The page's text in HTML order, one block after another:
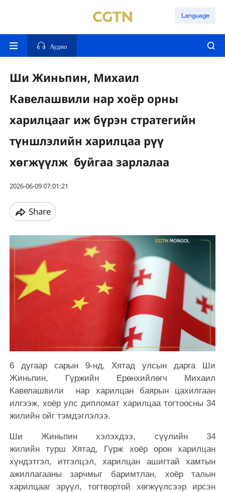
Language
Аудио
Ши Жиньпин, Михаил
Кавелашвили нар хоёр орны
харилцааг иж бүрэн стратегийн
түншлэлийн харилцаа рүү
хөгжүүлж буйгаа зарлалаа
2026-06-09 07:01:21
Share
6 дугаар сарын 9-нд, Хятад улсын дарга Ши
Жиньпин, Гүржийн Ерөнхийлөгч Михаил
Кавелашвили нар харилцан баярын цахилгаан
илгээж, хоёр улс дипломат харилцаа тогтоосны 34
жилийн ойг тэмдэглэлээ.
Ши Жиньпин хэлэхдээ, сүүлийн 34
жилийн турш Хятад, Гүрж хоёр орон харилцан
хүндэтгэл, итгэлцэл, харилцан ашигтай хамтын
ажиллагааны зарчмыг баримтлан, хоёр талын
харилцааг эрүүл, тогтвортой хөгжүүлсээр ирсэн